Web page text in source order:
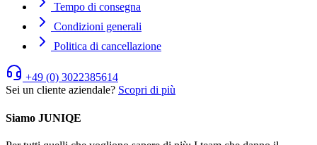
Tempo di consegna
Condizioni generali
Politica di cancellazione
+49 (0) 3022385614
Sei un cliente aziendale? Scopri di più
Siamo JUNIQE